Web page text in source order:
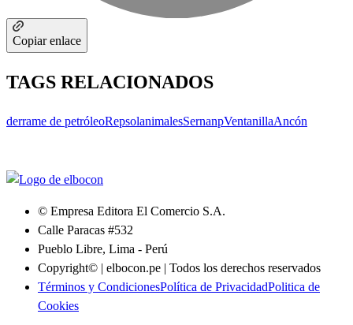
Copiar enlace
TAGS RELACIONADOS
derrame de petróleoRepsolanimalesSernanpVentanillaAncón
© Empresa Editora El Comercio S.A.
Calle Paracas #532
Pueblo Libre, Lima - Perú
Copyright© | elbocon.pe | Todos los derechos reservados
Términos y CondicionesPolítica de PrivacidadPolitica de
Cookies